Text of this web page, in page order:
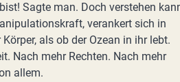
Sagte man. Doch verstehen
verankert sich in
als ob der Ozean in ihr lebt.
Nach mehr Rechten. Nach mehr
allem.